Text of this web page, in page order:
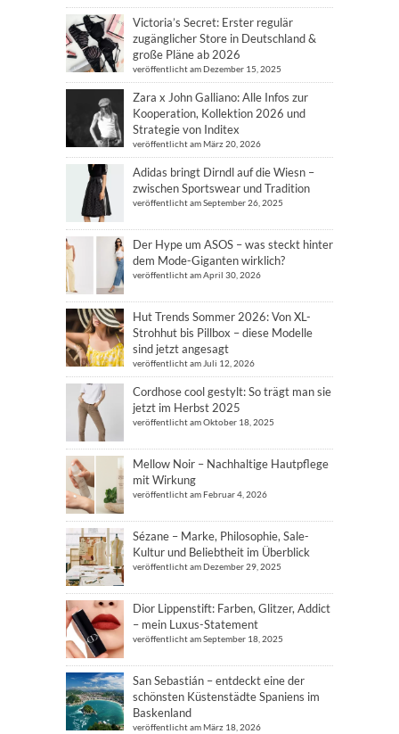
Victoria’s Secret: Erster regulär
zugänglicher Store in Deutschland &
große Pläne ab 2026
veröffentlicht am Dezember 15, 2025
Zara x John Galliano: Alle Infos zur
Kooperation, Kollektion 2026 und
Strategie von Inditex
veröffentlicht am März 20, 2026
Adidas bringt Dirndl auf die Wiesn –
zwischen Sportswear und Tradition
veröffentlicht am September 26, 2025
Der Hype um ASOS – was steckt hinter
dem Mode-Giganten wirklich?
veröffentlicht am April 30, 2026
Hut Trends Sommer 2026: Von XL-
Strohhut bis Pillbox – diese Modelle
sind jetzt angesagt
veröffentlicht am Juli 12, 2026
Cordhose cool gestylt: So trägt man sie
jetzt im Herbst 2025
veröffentlicht am Oktober 18, 2025
Mellow Noir – Nachhaltige Hautpflege
mit Wirkung
veröffentlicht am Februar 4, 2026
Sézane – Marke, Philosophie, Sale-
Kultur und Beliebtheit im Überblick
veröffentlicht am Dezember 29, 2025
Dior Lippenstift: Farben, Glitzer, Addict
– mein Luxus-Statement
veröffentlicht am September 18, 2025
San Sebastián – entdeckt eine der
schönsten Küstenstädte Spaniens im
Baskenland
veröffentlicht am März 18, 2026